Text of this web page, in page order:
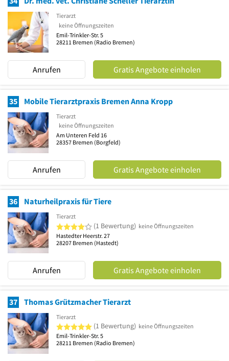
Tierarzt
keine Öffnungszeiten
Emil-Trinkler-Str. 5
28211 Bremen (Radio Bremen)
Anrufen Gratis Angebote einholen
35 Mobile Tierarztpraxis Bremen Anna Kropp
Tierarzt
keine Öffnungszeiten
Am Unteren Feld 16
28357 Bremen (Borgfeld)
Anrufen Gratis Angebote einholen
36 Naturheilpraxis für Tiere
Tierarzt
4 von 5 Sternen
(1 Bewertung) keine Öffnungszeiten
Hastedter Heerstr. 27
28207 Bremen (Hastedt)
Anrufen Gratis Angebote einholen
37 Thomas Grützmacher Tierarzt
Tierarzt
5 von 5 Sternen
(1 Bewertung) keine Öffnungszeiten
Emil-Trinkler-Str. 5
28211 Bremen (Radio Bremen)